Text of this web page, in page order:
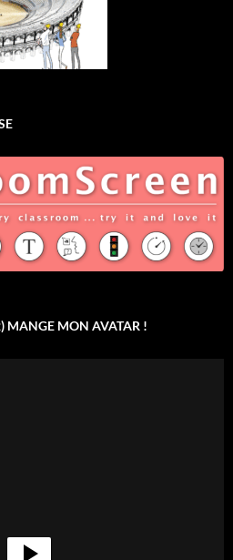
MANGE MON AVATAR !